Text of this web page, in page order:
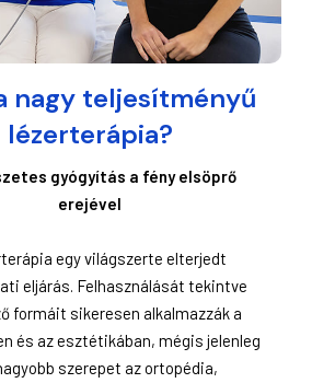
nagy teljesítményű
lézerterápia?
gyógyítás a fény elsöprő
erejével
egy világszerte elterjedt
eljárás. Felhasználását tekintve
formáit sikeresen alkalmazzák a
és az esztétikában, mégis jelenleg
szerepet az ortopédia,